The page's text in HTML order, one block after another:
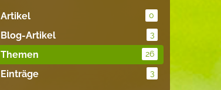
Artikel 0
Blog-Artikel 3
Themen 26
Einträge 3